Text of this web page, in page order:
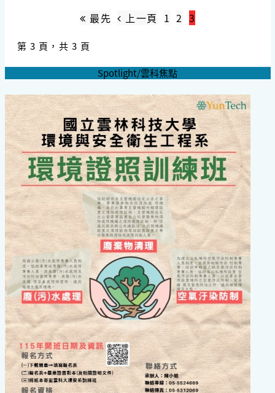
最先 上一頁 1 2 3
第 3 頁，共 3 頁
Spotlight/雲科焦點